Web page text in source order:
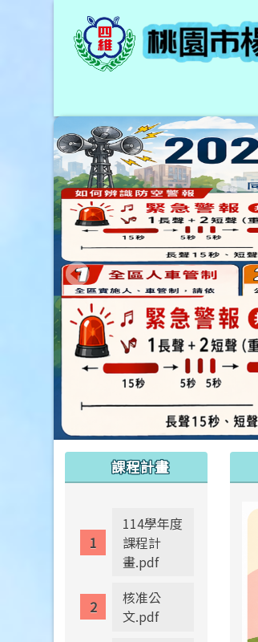
課程計畫
114學年度
課程計
畫.pdf
核准公
文.pdf